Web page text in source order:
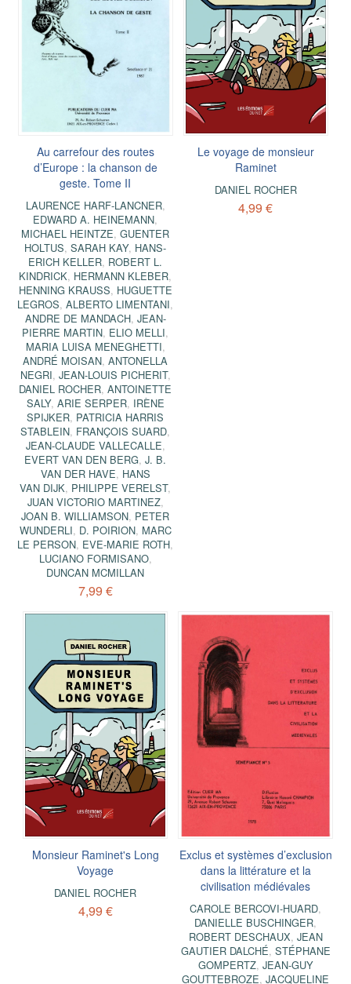
Au carrefour des routes
d’Europe : la chanson de
geste. Tome II
LAURENCE HARF-LANCNER,
EDWARD A. HEINEMANN,
MICHAEL HEINTZE,GUENTER
HOLTUS,SARAH KAY, HANS-
ERICH KELLER, ROBERT L.
KINDRICK, HERMANN KLEBER,
HENNING KRAUSS, HUGUETTE
LEGROS,ALBERTO LIMENTANI,
ANDRE DE MANDACH, JEAN-
PIERRE MARTIN, ELIO MELLI,
MARIA LUISA MENEGHETTI,
ANDRÉ MOISAN,ANTONELLA
NEGRI, JEAN-LOUIS PICHERIT,
DANIEL ROCHER,ANTOINETTE
SALY, ARIE SERPER, IRÈNE
SPIJKER, PATRICIA HARRIS
STABLEIN, FRANÇOIS SUARD,
JEAN-CLAUDE VALLECALLE,
EVERT VAN DEN BERG,J. B.
VAN DER HAVE, HANS
VAN DIJK, PHILIPPE VERELST,
JUAN VICTORIO MARTINEZ,
JOAN B. WILLIAMSON, PETER
WUNDERLI, D. POIRION, MARC
LE PERSON, EVE-MARIE ROTH,
LUCIANO FORMISANO,
DUNCAN MCMILLAN
7,99 €
Le voyage de monsieur
Raminet
DANIEL ROCHER
4,99 €
Monsieur Raminet's Long
Voyage
DANIEL ROCHER
4,99 €
Exclus et systèmes d’exclusion
dans la littérature et la
civilisation médiévales
CAROLE BERCOVI-HUARD,
DANIELLE BUSCHINGER,
ROBERT DESCHAUX, JEAN
GAUTIER DALCHÉ, STÉPHANE
GOMPERTZ, JEAN-GUY
GOUTTEBROZE,JACQUELINE